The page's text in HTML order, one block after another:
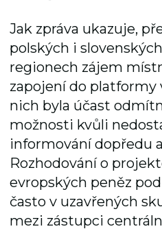
Jak zpráva ukazuje,
polských i
regionech zájem
zapojení do platformy
nich byla účast
možnosti kvůli
informování dopředu
Rozhodování o
evropských peněz
často v uzavřených
mezi zástupci